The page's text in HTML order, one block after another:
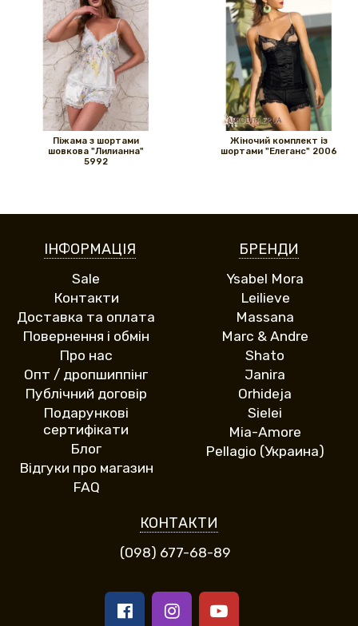
Піжама з шортами
шовкова "Лилианна"
5992
Жіночий комплект із
шортами "Елеганс" 2006
ІНФОРМАЦІЯ
Sale
Контакти
Доставка та оплата
Повернення і обмін
Про нас
Опт / дропшиппінг
Публічний договір
Подарункові
сертифікати
Блог
Відгуки про магазин
FAQ
БРЕНДИ
Ysabel Mora
Leilieve
Massana
Marc & Andre
Shato
Janira
Orhideja
Sielei
Mia-Amore
Pellagio (Украина)
КОНТАКТИ
(098) 677-68-89